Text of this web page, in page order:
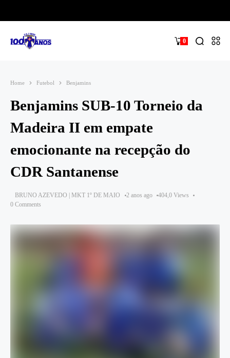
0
Home Futebol Benjamins
Benjamins SUB-10 Torneio da
Madeira II em empate
emocionante na recepção do
CDR Santanense
BRUNO AZEVEDO | MKT 1º DE MAIO 2 anos ago
404,0 Views
0 Comments